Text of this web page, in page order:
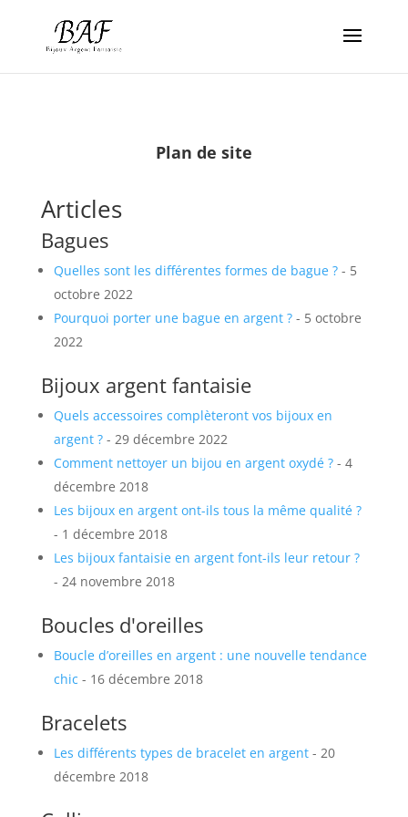
Plan de site
Articles
Bagues
Quelles sont les différentes formes de bague ?- 5
octobre 2022
Pourquoi porter une bague en argent ?- 5 octobre
2022
Bijoux argent fantaisie
Quels accessoires complèteront vos bijoux en
argent ?- 29 décembre 2022
Comment nettoyer un bijou en argent oxydé ?- 4
décembre 2018
Les bijoux en argent ont-ils tous la même qualité ?
- 1 décembre 2018
Les bijoux fantaisie en argent font-ils leur retour ?
- 24 novembre 2018
Boucles d'oreilles
Boucle d’oreilles en argent : une nouvelle tendance
chic - 16 décembre 2018
Bracelets
Les différents types de bracelet en argent- 20
décembre 2018